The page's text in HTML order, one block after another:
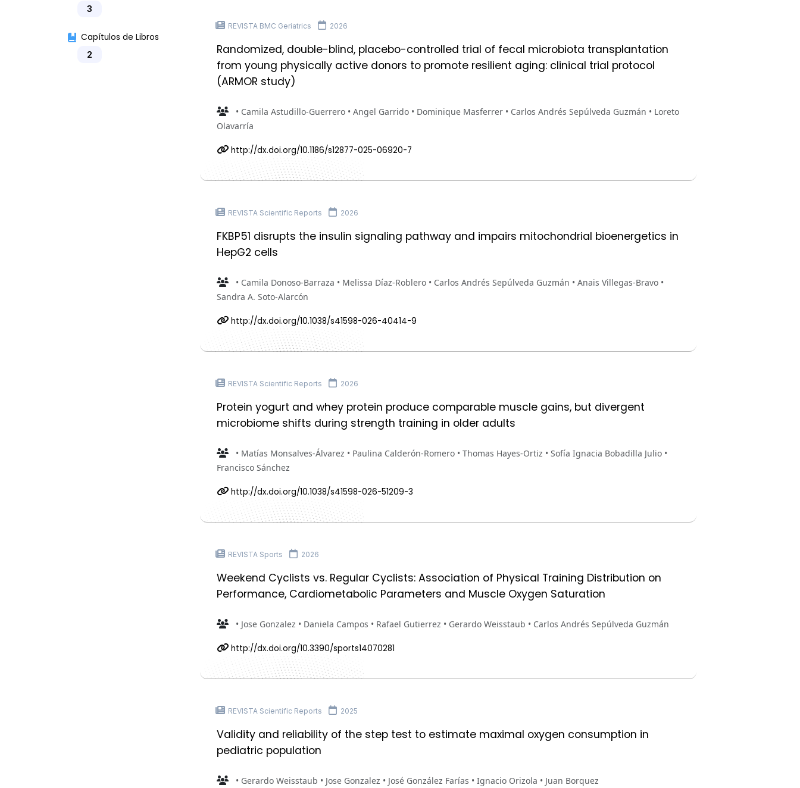
3
Capítulos de Libros
2
REVISTA BMC Geriatrics 2026
Randomized, double-blind, placebo-controlled trial of fecal microbiota transplantation
from young physically active donors to promote resilient aging: clinical trial protocol
(ARMOR study)
• Camila Astudillo-Guerrero • Angel Garrido • Dominique Masferrer • Carlos Andrés Sepúlveda Guzmán • Loreto
Olavarría
http://dx.doi.org/10.1186/s12877-025-06920-7
REVISTA Scientific Reports 2026
FKBP51 disrupts the insulin signaling pathway and impairs mitochondrial bioenergetics in
HepG2 cells
• Camila Donoso-Barraza • Melissa Díaz-Roblero • Carlos Andrés Sepúlveda Guzmán • Anais Villegas-Bravo •
Sandra A. Soto-Alarcón
http://dx.doi.org/10.1038/s41598-026-40414-9
REVISTA Scientific Reports 2026
Protein yogurt and whey protein produce comparable muscle gains, but divergent
microbiome shifts during strength training in older adults
• Matías Monsalves-Álvarez • Paulina Calderón-Romero • Thomas Hayes-Ortiz • Sofía Ignacia Bobadilla Julio •
Francisco Sánchez
http://dx.doi.org/10.1038/s41598-026-51209-3
REVISTA Sports 2026
Weekend Cyclists vs. Regular Cyclists: Association of Physical Training Distribution on
Performance, Cardiometabolic Parameters and Muscle Oxygen Saturation
• Jose Gonzalez • Daniela Campos • Rafael Gutierrez • Gerardo Weisstaub • Carlos Andrés Sepúlveda Guzmán
http://dx.doi.org/10.3390/sports14070281
REVISTA Scientific Reports 2025
Validity and reliability of the step test to estimate maximal oxygen consumption in
pediatric population
• Gerardo Weisstaub • Jose Gonzalez • José González Farías • Ignacio Orizola • Juan Borquez